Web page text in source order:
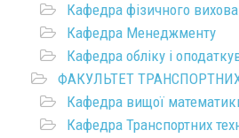
Кафедра фізичного
Кафедра Менеджменту
Кафедра обліку і
ФАКУЛЬТЕТ
Кафедра вищої
Кафедра Транспортних